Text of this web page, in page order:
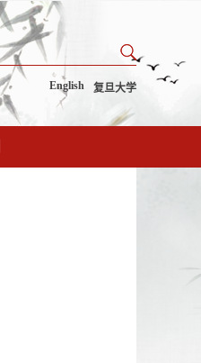
English 复旦大学